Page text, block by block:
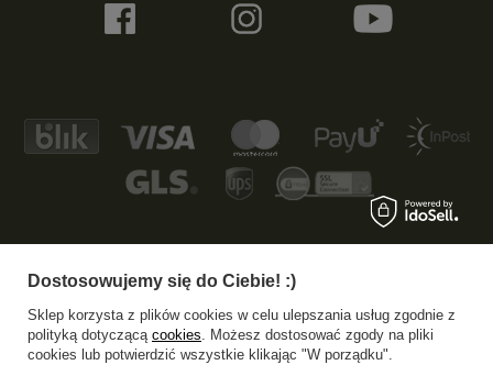
+48 533 372 997 info@specshop.pl
SpecShop.pl,Bałtycka 6, 61-013Poznań
Dostosowujemy się do Ciebie! :)
Sklep korzysta z plików cookies w celu ulepszania usług zgodnie z
polityką dotyczącą cookies. Możesz dostosować zgody na pliki
cookies lub potwierdzić wszystkie klikając "W porządku".